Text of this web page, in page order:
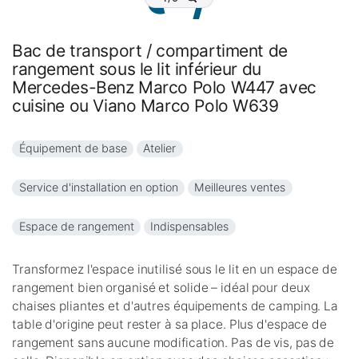
Bac de transport / compartiment de
rangement sous le lit inférieur du
Mercedes-Benz Marco Polo W447 avec
cuisine ou Viano Marco Polo W639
Équipement de base Atelier
Service d'installation en option Meilleures ventes
Espace de rangement Indispensables
Transformez l'espace inutilisé sous le lit en un espace de
rangement bien organisé et solide – idéal pour deux
chaises pliantes et d'autres équipements de camping. La
table d'origine peut rester à sa place. Plus d'espace de
rangement sans aucune modification. Pas de vis, pas de